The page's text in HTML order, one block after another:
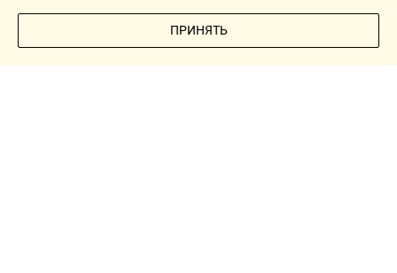
Полезная информация
Видеообзоры ЖК
ПОЗВОНИТЕ МНЕ
ПРИНЯТЬ